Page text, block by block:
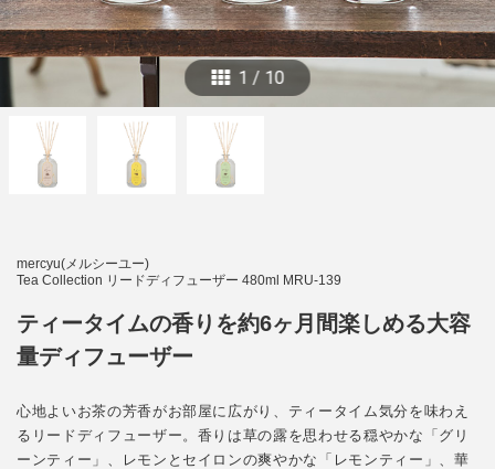
mercyu(メルシーユー)
Tea Collection リードディフューザー 480ml MRU-139
ティータイムの香りを約6ヶ月間楽しめる大容
量ディフューザー
心地よいお茶の芳香がお部屋に広がり、ティータイム気分を味わえ
るリードディフューザー。香りは草の露を思わせる穏やかな「グリ
ーンティー」、レモンとセイロンの爽やかな「レモンティー」、華
1 / 10